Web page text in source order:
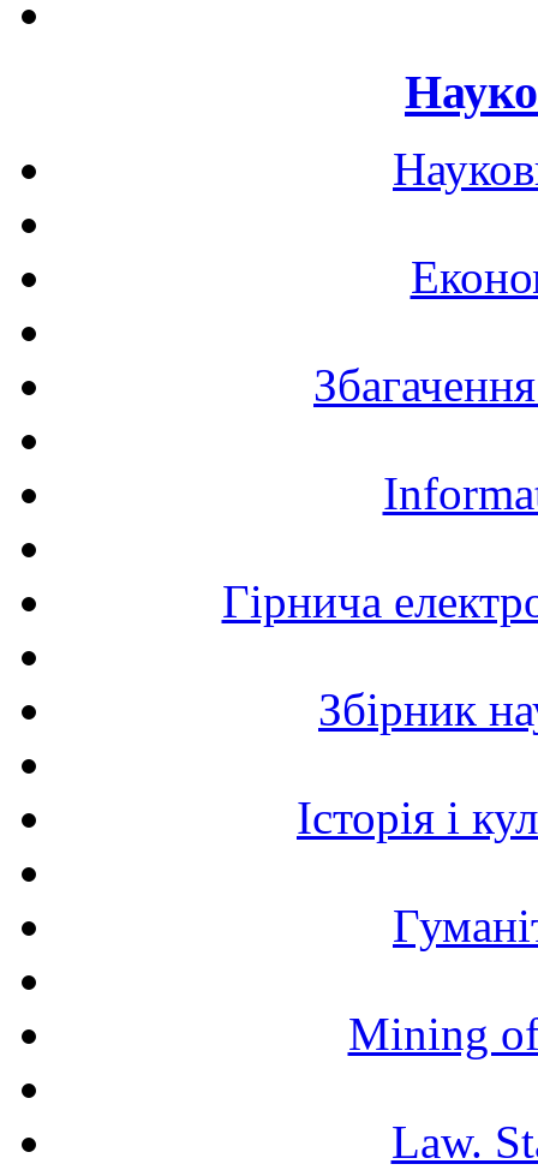
Гірнича
Збірник
Історія і
Mining
Law.